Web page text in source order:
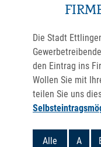
Die Stadt
den Eintrag ins
Wollen Sie mit
teilen Sie uns
Alle A